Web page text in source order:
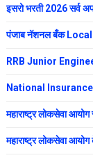
इसरो भरती 2026 सर्व
पंजाब नॅशनल बँक
RRB Junior
National Insurance
महाराष्ट्र लोकसेवा
महाराष्ट्र लोकसेवा